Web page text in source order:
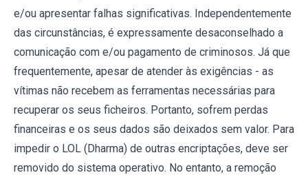
e/ou apresentar falhas significativas. Independentemente
das circunstâncias, é expressamente desaconselhado a
comunicação com e/ou pagamento de criminosos. Já que
frequentemente, apesar de atender às exigências - as
vítimas não recebem as ferramentas necessárias para
recuperar os seus ficheiros. Portanto, sofrem perdas
financeiras e os seus dados são deixados sem valor. Para
impedir o LOL (Dharma) de outras encriptações, deve ser
removido do sistema operativo. No entanto, a remoção